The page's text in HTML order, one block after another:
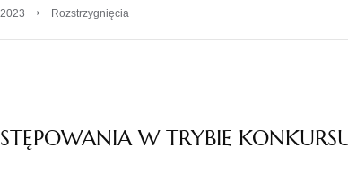
› Rozstrzygnięcia
W TRYBIE